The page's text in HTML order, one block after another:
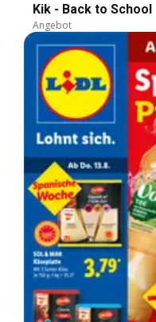
Kik - Back to School
Angebot